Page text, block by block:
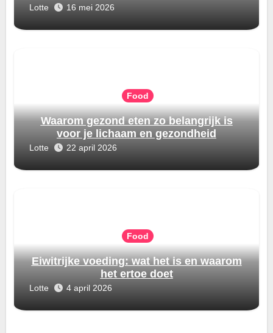
Lotte 16 mei 2026
Food
Waarom gezond eten zo belangrijk is
voor je lichaam en gezondheid
Lotte 22 april 2026
Food
Eiwitrijke voeding: wat het is en waarom
het ertoe doet
Lotte 4 april 2026